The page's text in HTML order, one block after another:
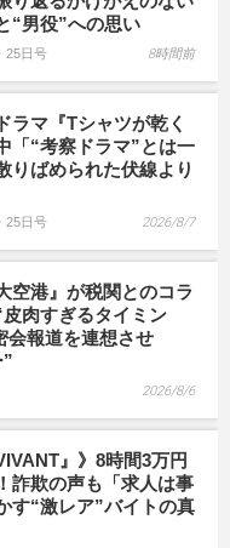
“男役”への思い
25日号 8時間前
ラマ『Tシャツが乾く
「“考察ドラマ”とは一
りばめられた伏線より
25日号 2026/8/7
空港』が税関とのコラ
肉すぎるタイミン
報道を連想させ
2026/8/6
』》8時間3万円
詐欺の声も「求人は事
す“激レア”バイトの真